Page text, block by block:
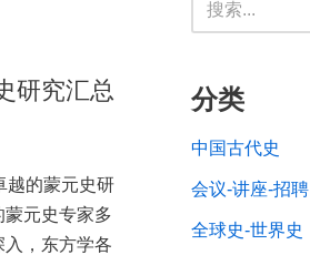
研究汇总
越的蒙元史研
元史专家多
，东方学各
分类
中国古代史
会议-讲座-招聘
全球史-世界史